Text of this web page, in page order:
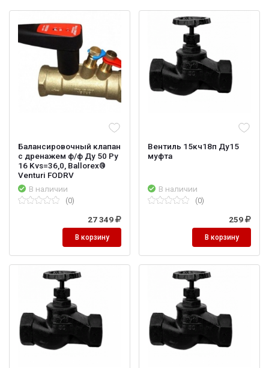
Балансировочный клапан
с дренажем ф/ф Ду 50 Ру
16 Kvs=36,0, Ballorex®
Venturi FODRV
В наличии
(0)
27 349
В корзину
Вентиль 15кч18п Ду15
муфта
В наличии
(0)
259
В корзину